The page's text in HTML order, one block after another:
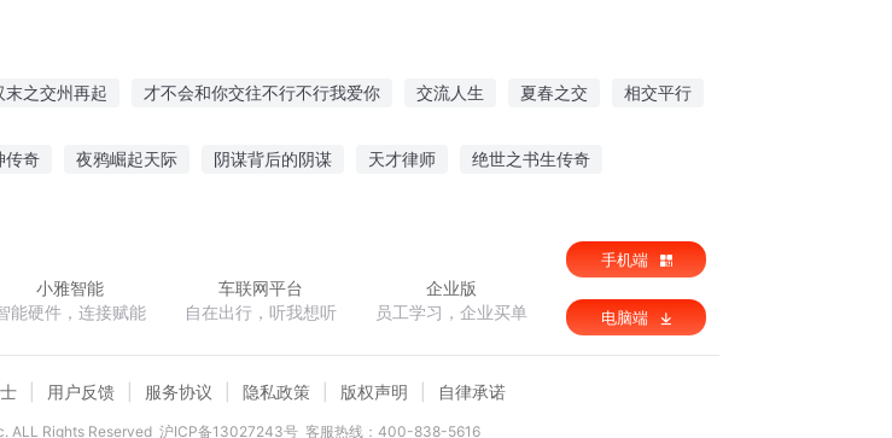
末之交州再起 才不会和你交往不行不行我爱你 交流人生 夏春之交 相交平行
传奇 夜鸦崛起天际 阴谋背后的阴谋 天才律师 绝世之书生传奇
小雅智能
能硬件，连接赋能
车联网平台
自在出行，听我想听
企业版
员工学习，企业买单
手机端
电脑端
用户反馈 服务协议 隐私政策 版权声明 自律承诺
ALL Rights Reserved 沪ICP备13027243号 客服热线：400-838-5616